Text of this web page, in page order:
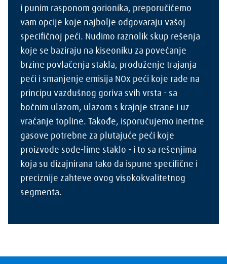
i punim rasponom gorionika, preporučićemo
vam opcije koje najbolje odgovaraju vašoj
specifičnoj peći. Nudimo raznolik skup rešenja
koje se baziraju na kiseoniku za povećanje
brzine povlačenja stakla, produženje trajanja
peći i smanjenje emisija NOx peći koje rade na
principu vazdušnog goriva svih vrsta - sa
bočnim ulazom, ulazom s krajnje strane i uz
vraćanje topline. Takođe, isporučujemo inertne
gasove potrebne za plutajuće peći koje
proizvode sode-lime staklo - i to sa rešenjima
koja su dizajnirana tako da ispune specifične i
preciznije zahteve ovog visokokvalitetnog
segmenta.